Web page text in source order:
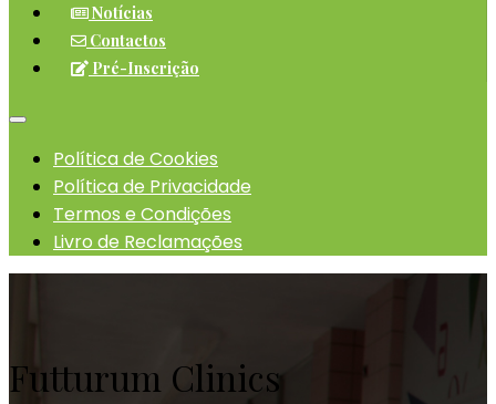
Notícias
Contactos
Pré-Inscrição
Política de Cookies
Política de Privacidade
Termos e Condições
Livro de Reclamações
Futturum Clinics